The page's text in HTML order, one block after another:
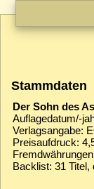
Stammdaten
Der Sohn des
Auflagedatum/-
Verlagsangabe:
Preisaufdruck:
Backlist: 31 Titel,